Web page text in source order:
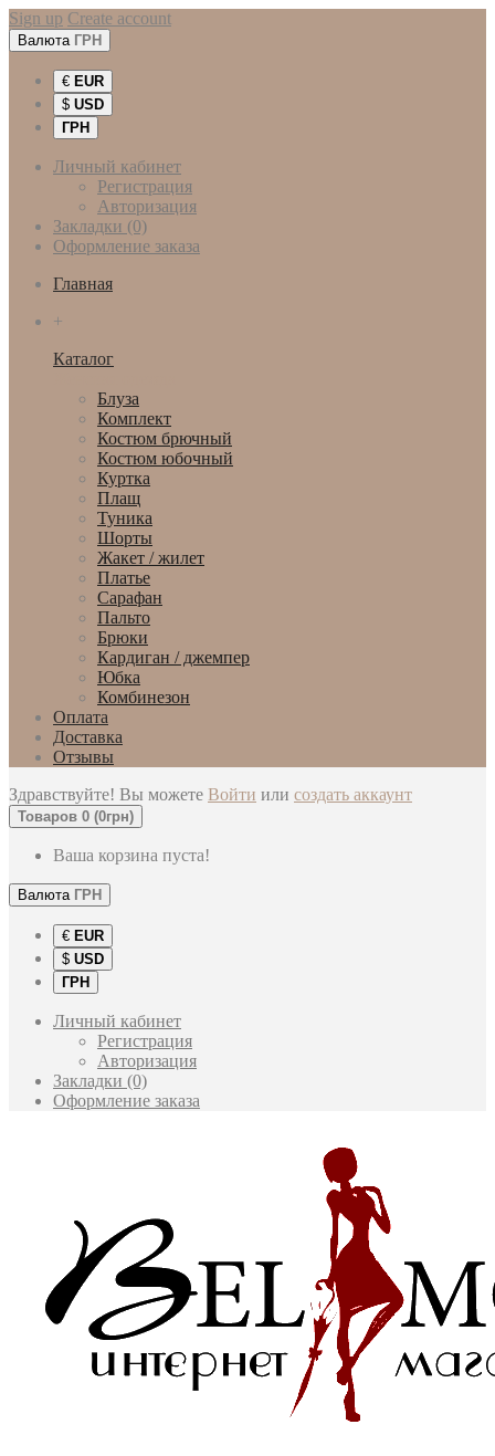
Sign up Create account
Валюта ГРН
€ EUR
$ USD
ГРН
Личный кабинет
Регистрация
Авторизация
Закладки (0)
Оформление заказа
Главная
+
Каталог
Блуза
Комплект
Костюм брючный
Костюм юбочный
Куртка
Плащ
Туника
Шорты
Жакет / жилет
Платье
Сарафан
Пальто
Брюки
Кардиган / джемпер
Юбка
Комбинезон
Оплата
Доставка
Отзывы
Здравствуйте! Вы можете Войти или создать аккаунт
Товаров 0 (0грн)
Ваша корзина пуста!
Валюта ГРН
€ EUR
$ USD
ГРН
Личный кабинет
Регистрация
Авторизация
Закладки (0)
Оформление заказа